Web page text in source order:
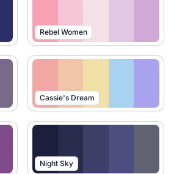
Rebel Women
Cassie's Dream
Night Sky